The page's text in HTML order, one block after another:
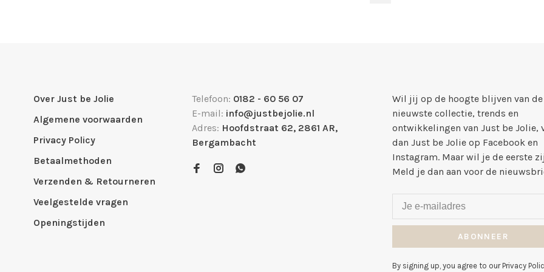
Over Just be Jolie
Algemene voorwaarden
Privacy Policy
Betaalmethoden
Verzenden & Retourneren
Veelgestelde vragen
Openingstijden
Telefoon: 0182 - 60 56 07
E-mail: info@justbejolie.nl
Adres: Hoofdstraat 62, 2861 AR,
Bergambacht
Wil jij op de hoogte blijven van de
nieuwste collectie, trends en
ontwikkelingen van Just be Jolie,
dan Just be Jolie op Facebook en
Instagram. Maar wil je de eerste
Meld je dan aan voor de
ABONNEER
By signing up, you agree to our Privacy